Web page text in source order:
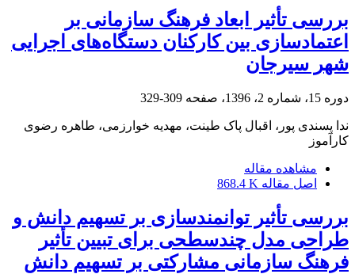
بررسی تأثیر ابعاد فرهنگ سازمانی بر
اعتمادسازی بین کارکنان دستگاه‌های اجرایی
شهر سیرجان
دوره 15، شماره 2، 1396، صفحه 309-329
ندا پسندی پور، اقبال پاک طینت، مهدیه خوارزمی، طاهره رضوی
کارآموز
مشاهده مقاله
اصل مقاله 868.4 K
بررسی تأثیر توانمندسازی بر تسهیم دانش و
طراحی مدل چندسطحی برای تبیین تأثیر
فرهنگ سازمانی مشارکتی بر تسهیم دانش